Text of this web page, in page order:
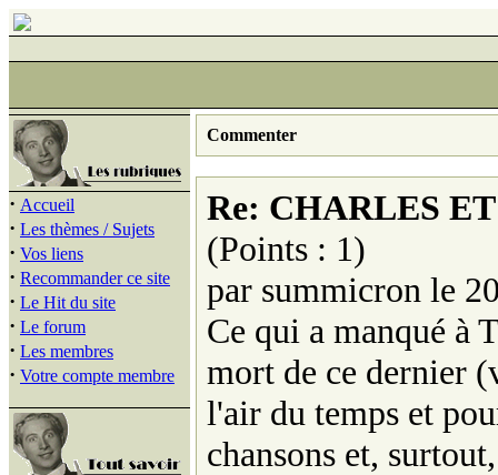
· Accueil
· Les thèmes / Sujets
· Vos liens
· Recommander ce site
· Le Hit du site
· Le forum
· Les membres
· Votre compte membre
Commenter
Re: CHARLES
(Points : 1)
par summicron le
Ce qui a manqué à
mort de ce dernier
l'air du temps et
chansons et,